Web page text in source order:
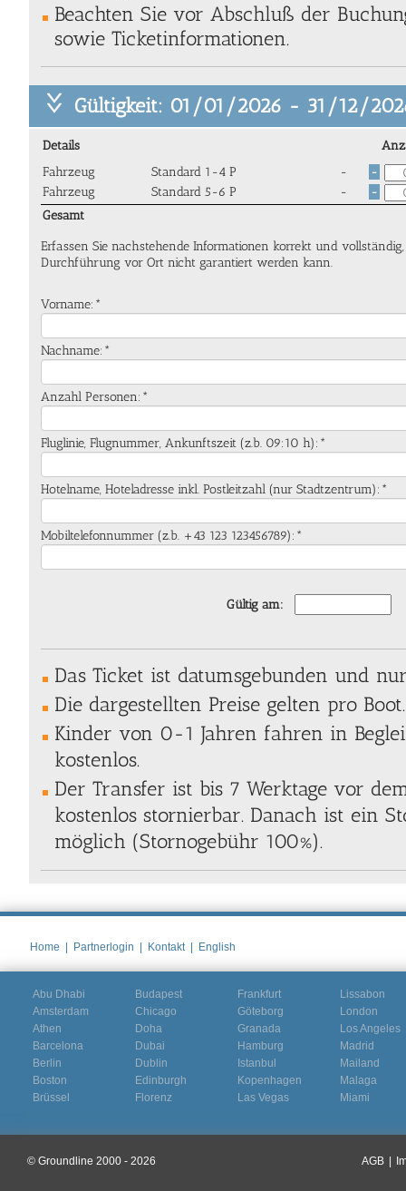
Beachten Sie vor Abschluß der
sowie Ticketinformationen.
Gültigkeit: 01/01/2026 - 31/12/
Details
Fahrzeug
Standard 1-4 P - -
Fahrzeug Standard 5-6 P - -
Gesamt
Erfassen Sie nachstehende Informationen korrekt und
Durchführung vor Ort nicht garantiert werden kann.
Vorname:*
Nachname:*
Anzahl Personen:*
Fluglinie, Flugnummer, Ankunftszeit (z.b. 09:10 h):*
Hotelname, Hoteladresse inkl. Postleitzahl (nur Stadtzentrum):*
Mobiltelefonnummer (z.b. +43 123 123456789):*
Gültig am:
Das Ticket ist datumsgebunden und
Die dargestellten Preise gelten pro Boot.
Kinder von 0-1 Jahren fahren in
kostenlos.
Der Transfer ist bis 7 Werktage vor
kostenlos stornierbar. Danach ist ein
möglich (Stornogebühr 100%).
Home | Partnerlogin | Kontakt | English
Abu Dhabi
Amsterdam
Athen
Barcelona
Berlin
Boston
Brüssel
Budapest
Chicago
Doha
Dubai
Dublin
Edinburgh
Florenz
Frankfurt
Göteborg
Granada
Hamburg
Istanbul
Kopenhagen
Las Vegas
Lissabon
London
Los Angeles
Madrid
Mailand
Malaga
Miami
© Groundline 2000 - 2026 AGB |